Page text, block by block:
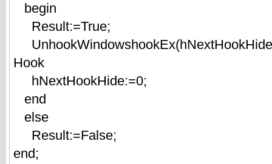
begin
Result:=True;
Hook
hNextHookHide:=0;
end
else
Result:=False;
end;